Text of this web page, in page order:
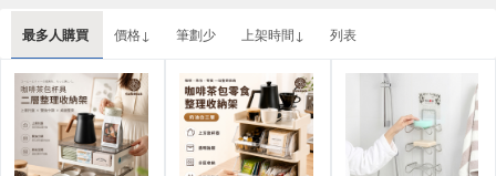
最多人購買 價格↓ 筆劃少 上架時間↓ 列表